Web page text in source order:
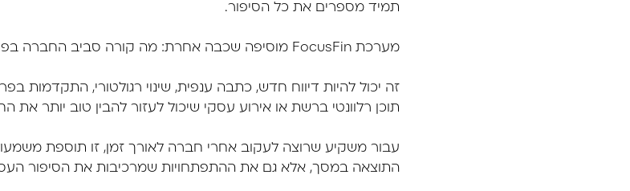
תמיד מספרים את כל הסיפור.
מערכת FocusFin מוסיפה שכבה אחרת: מה קורה סביב החברה בפועל.
זה יכול להיות דיווח חדש, כתבה ענפית, שינוי רגולטורי, התקדמות
תוכן רלוונטי ברשת או אירוע עסקי שיכול לעזור להבין טוב יותר
עבור משקיע שרוצה לעקוב אחרי חברה לאורך זמן, זו תוספת
התוצאה במסך, אלא גם את ההתפתחויות שמרכיבות את הסיפור